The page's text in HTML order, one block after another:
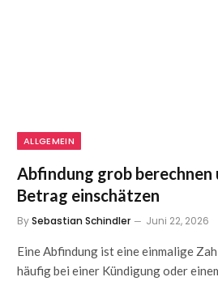
ALLGEMEIN
Abfindung grob berechnen
Betrag einschätzen
BySebastian Schindler Juni 22, 2026
Eine Abfindung ist eine einmalige
häufig bei einer Kündigung oder